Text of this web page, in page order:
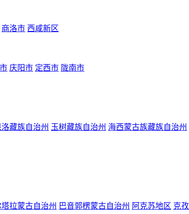
商洛市 西咸新区
庆阳市 定西市 陇南市
洛藏族自治州 玉树藏族自治州 海西蒙古族藏族自治州
拉蒙古自治州 巴音郭楞蒙古自治州 阿克苏地区 克